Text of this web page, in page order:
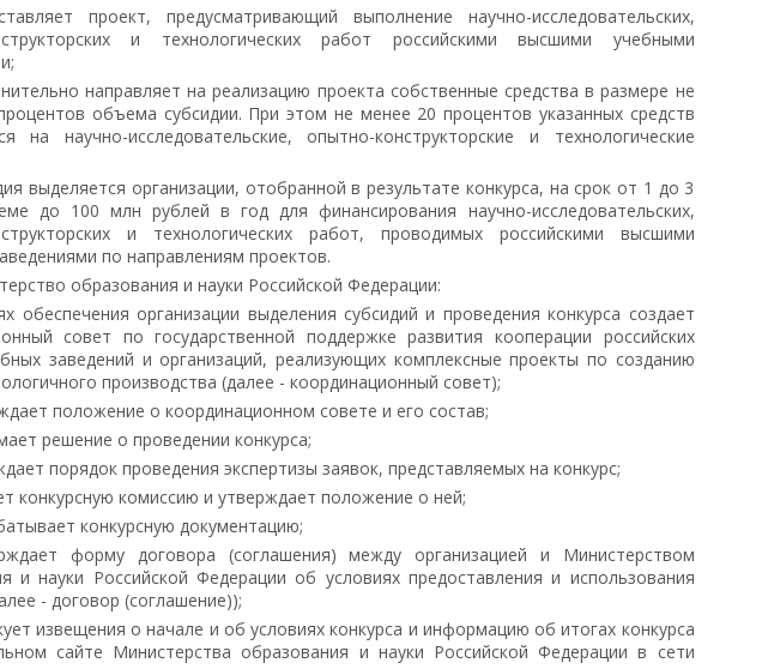
проект, предусматривающий выполнение научно-исследовательских,
и технологических работ российскими высшими учебными
направляет на реализацию проекта собственные средства в размере не
объема субсидии. При этом не менее 20 процентов указанных средств
на научно-исследовательские, опытно-конструкторские и технологические
выделяется организации, отобранной в результате конкурса, на срок от 1 до 3
до 100 млн рублей в год для финансирования научно-исследовательских,
и технологических работ, проводимых российскими высшими
по направлениям проектов.
образования и науки Российской Федерации:
обеспечения организации выделения субсидий и проведения конкурса создает
совет по государственной поддержке развития кооперации российских
заведений и организаций, реализующих комплексные проекты по созданию
производства (далее - координационный совет);
положение о координационном совете и его состав;
решение о проведении конкурса;
порядок проведения экспертизы заявок, представляемых на конкурс;
конкурсную комиссию и утверждает положение о ней;
конкурсную документацию;
форму договора (соглашения) между организацией и Министерством
и науки Российской Федерации об условиях предоставления и использования
- договор (соглашение));
извещения о начале и об условиях конкурса и информацию об итогах конкурса
сайте Министерства образования и науки Российской Федерации в сети